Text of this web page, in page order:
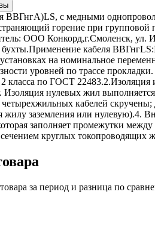
ВВГнгА)LS, с медными
горение при
ООО Конкорд,г.Смоленск,
бухты.Применение кабеля
на номинальное
уровней по трассе
класса по ГОСТ
нулевых жил
кабелей
заземления или нулевую).4.
заполняет промежутки
круглых
за период и разница по